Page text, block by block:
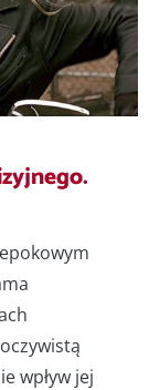
wpływ jej